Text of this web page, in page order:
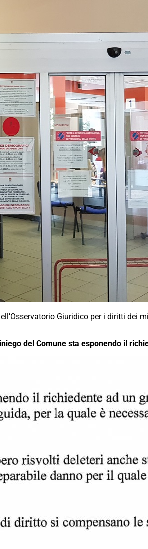
Giuridico per i diritti dei
del Comune sta esponendo il